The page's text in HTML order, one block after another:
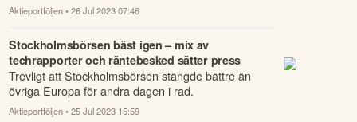
Aktieportföljen • 26 Jul 2023 07:46
Stockholmsbörsen bäst igen – mix av
techrapporter och räntebesked sätter press
Trevligt att Stockholmsbörsen stängde bättre än
övriga Europa för andra dagen i rad.
Aktieportföljen • 25 Jul 2023 15:59